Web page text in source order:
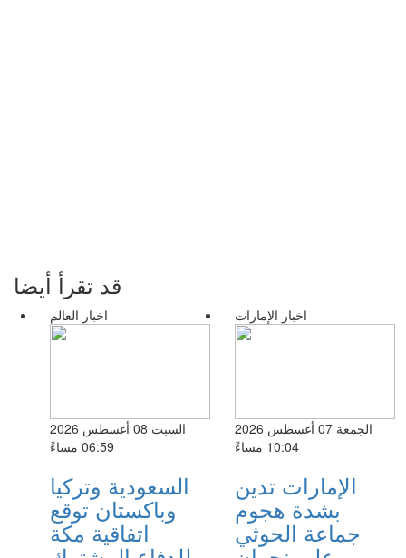
قد تقرأ أيضا
اخبار العالم
السبت 08 أغسطس 2026
06:59 مساءً
السعودية وتركيا
وباكستان توقع
اتفاقية مكة
اخبار الإمارات
الجمعة 07 أغسطس 2026
10:04 مساءً
الإمارات تدين
بشدة هجوم
جماعة الحوثي